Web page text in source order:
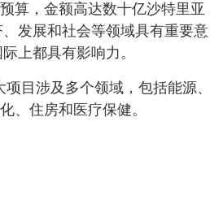
算，金额高达数十亿沙特里亚
发展和社会等领域具有重要意
上都具有影响力。
目涉及多个领域，包括能源、
、住房和医疗保健。